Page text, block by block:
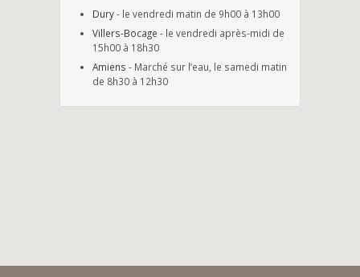
Dury- le vendredi matin de 9h00 à 13h00
Villers-Bocage - le vendredi après-midi de
15h00 à 18h30
Amiens - Marché sur l’eau, le samedi matin
de 8h30 à 12h30